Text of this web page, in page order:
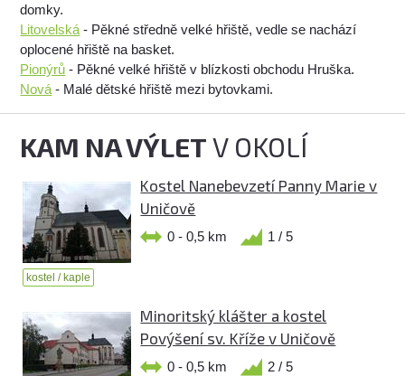
domky.
Litovelská - Pěkné středně velké hřiště, vedle se nachází
oplocené hřiště na basket.
Pionýrů - Pěkné velké hřiště v blízkosti obchodu Hruška.
Nová - Malé dětské hřiště mezi bytovkami.
KAM NA VÝLETV OKOLÍ
Kostel Nanebevzetí Panny Marie v
Uničově
0 - 0,5 km 1 / 5
kostel / kaple
Minoritský klášter a kostel
Povýšení sv. Kříže v Uničově
0 - 0,5 km 2 / 5